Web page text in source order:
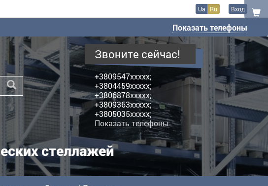
Ua Ru Вход
Показать телефоны
Звоните сейчас!
+3809547xxxxx;
+3804459xxxxx;
+3806878xxxxx;
+3809363xxxxx;
+3805035xxxxx;
Показать телефоны
стеллажей